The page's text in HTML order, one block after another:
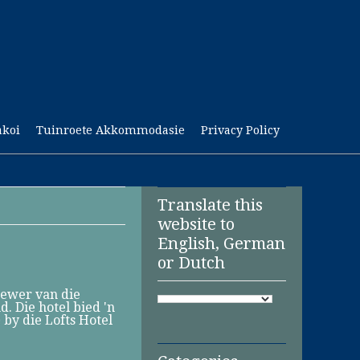
Tuinroete Akkommodasie Privacy Policy
van die
Die hotel bied 'n
by die Lofts Hotel
Translate this
website to
English, German
or Dutch